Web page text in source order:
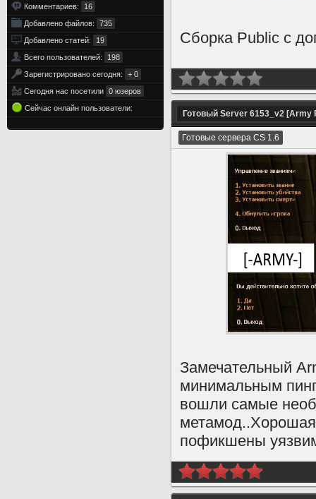
Комментариев:
16
Добавлено файлов:
735
Добавлено статей:
19
Всего пользователей:
198
Зарегистрировано сегодня:
+ 0
Сегодня нас посетили 0 юзеров
Сейчас онлайн пользователи:
Сборка Public с
Готовый Server 6153_v2 [Army
Готовые сервера CS 1.6
Замечательный
минимальным
вошли самые
метамод..Хорошая
пофикшены